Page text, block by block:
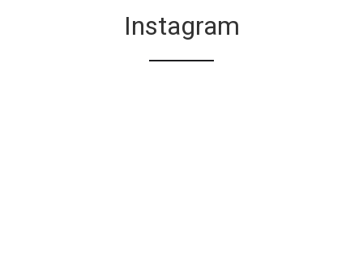
Instagram